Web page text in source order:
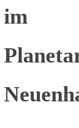
im